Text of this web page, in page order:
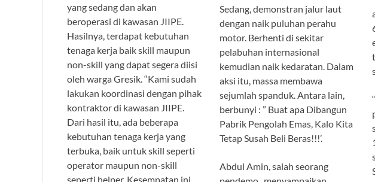
yang sedang dan akan
beroperasi di kawasan JIIPE.
Hasilnya, terdapat kebutuhan
tenaga kerja baik skill maupun
non-skill yang dapat segera diisi
oleh warga Gresik. “Kami sudah
lakukan koordinasi dengan pihak
kontraktor di kawasan JIIPE.
Dari hasil itu, ada beberapa
kebutuhan tenaga kerja yang
terbuka, baik untuk skill seperti
operator maupun non-skill
seperti helper. Kesempatan ini
Sedang, demonstran jalur laut
dengan naik puluhan perahu
motor. Berhenti di sekitar
pelabuhan internasional
kemudian naik kedaratan. Dalam
aksi itu, massa membawa
sejumlah spanduk. Antara lain,
berbunyi : ” Buat apa Dibangun
Pabrik Pengolah Emas, Kalo Kita
Tetap Susah Beli Beras!!!’.
Abdul Amin, salah seorang